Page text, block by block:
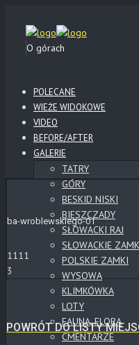
O górach
POLECANE
WIEŻE WIDOKOWE
VIDEO
BEFORE/AFTER
GALERIE
TATRY
GÓRY
BESKID NISKI
BIESZCZADY
SŁOWACKI RAJ
SŁOWACKIE
POLSKIE ZAMKI
WYSOWA
KLIMKÓWKA
LOTY
FAUNA, FLORA
CMENTARZE
ba-wroblewskiego-01
1111
3
POWRÓT DO LISTY